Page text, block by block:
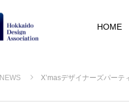
HOME
NEWS X’masデザイナーズパー